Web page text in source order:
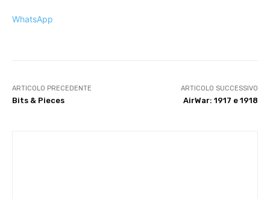
WhatsApp
ARTICOLO PRECEDENTE
Bits & Pieces
ARTICOLO SUCCESSIVO
AirWar: 1917 e 1918